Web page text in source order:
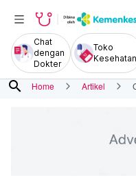
Chat
dengan
Dokter
Toko
Kesehatan
search Home Artikel